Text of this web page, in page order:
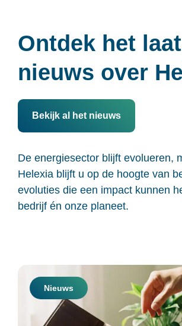
Ontdek het
nieuws over
Bekijk al het nieuws
De energiesector blijft evolueren,
Helexia blijft u op de hoogte van
evoluties die een impact kunnen
bedrijf én onze planeet.
Nieuws